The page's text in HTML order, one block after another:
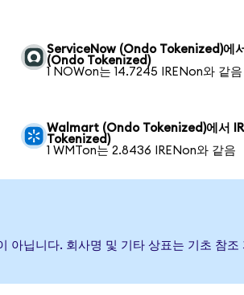
ServiceNow (Ondo Tokenized)에서
(Ondo Tokenized)
1 NOWon는 14.7245 IRENon와 같음
Walmart (Ondo Tokenized)에서
Tokenized)
1 WMTon는 2.8436 IRENon와 같음
아닙니다. 회사명 및 기타 상표는 기초 참